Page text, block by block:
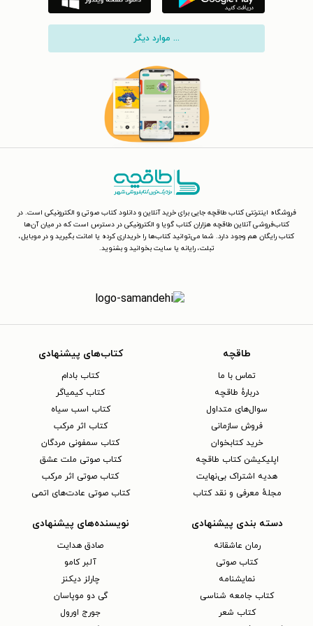
... موارد دیگر
فروشگاه اینترنتی کتاب طاقچه جایی برای خرید آنلاین و دانلود کتاب صوتی و الکترونیکی است. در
کتاب‌فروشی آنلاین طاقچه هزاران کتاب گویا و الکترونیکی در دسترس است که در میان آن‌ها
کتاب رایگان هم وجود دارد. شما می‌توانید کتاب‌ها را خریداری کرده یا امانت بگیرید و در موبایل،
تبلت، رایانه یا سایت بخوانید و بشنوید.
طاقچه
تماس با ما
دربارهٔ طاقچه
سوال‌های متداول
فروش سازمانی
خرید کتابخوان
اپلیکیشن کتاب طاقچه
هدیه اشتراک بی‌نهایت
مجلهٔ معرفی و نقد کتاب
کتاب‌های پیشنهادی
کتاب بادام
کتاب کیمیاگر
کتاب اسب سیاه
کتاب اثر مرکب
کتاب سمفونی مردگان
کتاب صوتی ملت عشق
کتاب صوتی اثر مرکب
کتاب صوتی عادت‌های اتمی
دسته بندی پیشنهادی
رمان عاشقانه
کتاب‌ صوتی
نمایشنامه
کتاب جامعه شناسی
کتاب شعر
نویسنده‌های پیشنهادی
صادق هدایت
آلبر کامو
چارلز دیکنز
گی دو موپاسان
جورج اورول